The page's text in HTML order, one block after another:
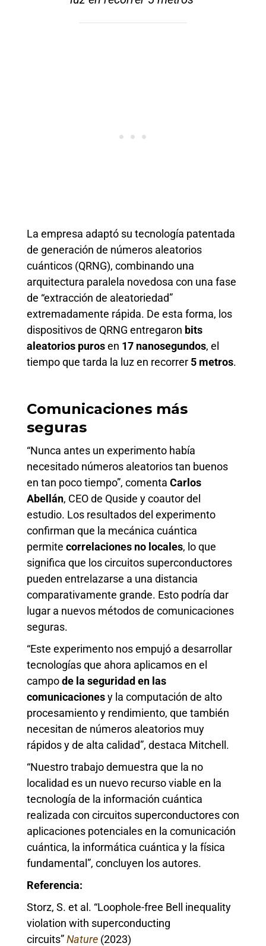
La empresa adaptó su tecnología patentada
de generación de números aleatorios
cuánticos (QRNG), combinando una
arquitectura paralela novedosa con una fase
de “extracción de aleatoriedad”
extremadamente rápida. De esta forma, los
dispositivos de QRNG entregaron bits
aleatorios purosen 17 nanosegundos, el
tiempo que tarda la luz en recorrer 5 metros.
Comunicaciones más
seguras
“Nunca antes un experimento había
necesitado números aleatorios tan buenos
en tan poco tiempo”, comenta Carlos
Abellán, CEO de Quside y coautor del
estudio. Los resultados del experimento
confirman que la mecánica cuántica
permite correlaciones no locales, lo que
significa que los circuitos superconductores
pueden entrelazarse a una distancia
comparativamente grande. Esto podría dar
lugar a nuevos métodos de comunicaciones
seguras.
“Este experimento nos empujó a desarrollar
tecnologías que ahora aplicamos en el
campode la seguridad en las
comunicacionesy la computación de alto
procesamiento y rendimiento, que también
necesitan de números aleatorios muy
rápidos y de alta calidad”, destaca Mitchell.
“Nuestro trabajo demuestra que la no
localidad es un nuevo recurso viable en la
tecnología de la información cuántica
realizada con circuitos superconductores con
aplicaciones potenciales en la comunicación
cuántica, la informática cuántica y la física
fundamental”, concluyen los autores.
Referencia:
Storz, S. et al. “Loophole-free Bell inequality
violation with superconducting
circuits”Nature (2023)